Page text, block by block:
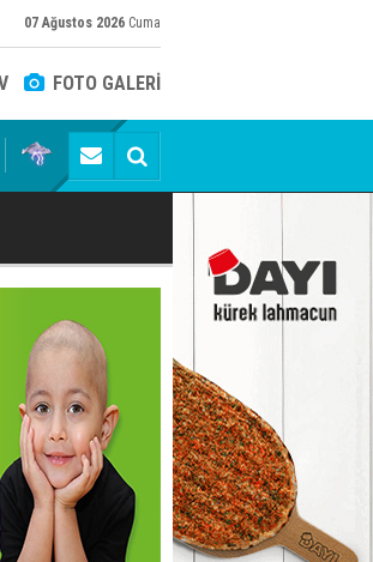
07 Ağustos 2026 Cuma
FOTO GALERİ
Galatasaray'a ret! Böyle biteceğini